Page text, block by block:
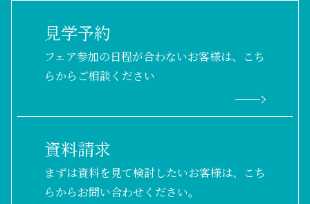
見学予約
フェア参加の日程が合わないお客様は、こち
らからご相談ください
資料請求
まずは資料を見て検討したいお客様は、こち
らからお問い合わせください。